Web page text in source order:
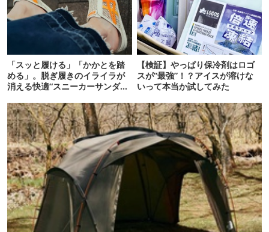
「スッと履ける」「かかとを踏
める」。脱ぎ履きのイライラが
消える快適“スニーカーサンダ
【検証】やっぱり保冷剤はロゴ
スが“最強”！？アイスが溶けな
いって本当か試してみた